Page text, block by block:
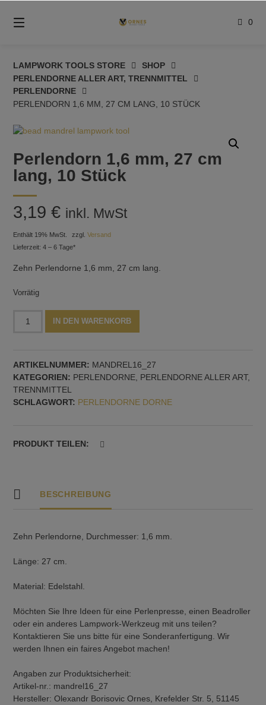
zum
Inhalt
0
LAMPWORK TOOLS STORE
SHOP
PERLENDORNE ALLER ART, TRENNMITTEL
PERLENDORNE
PERLENDORN 1,6 MM, 27 CM LANG, 10 STÜCK
Perlendorn 1,6 mm, 27 cm
lang, 10 Stück
3,19€ inkl. MwSt
Enthält 19% MwSt. zzgl.Versand
Lieferzeit: 4 – 6 Tage*
Zehn Perlendorne 1,6 mm, 27 cm lang.
Vorrätig
cm
lang,
10
Stück
IN DEN WARENKORB
ARTIKELNUMMER: MANDREL16_27
KATEGORIEN: PERLENDORNE PERLENDORNE ALLER ART,
TRENNMITTEL
SCHLAGWORT: PERLENDORNE DORNE
PRODUKT TEILEN:
BESCHREIBUNG
Zehn Perlendorne, Durchmesser: 1,6 mm.
Länge: 27 cm.
Material: Edelstahl.
Möchten Sie Ihre Ideen für eine Perlenpresse, einen Beadroller
oder ein anderes Lampwork-Werkzeug mit uns teilen?
Kontaktieren Sie uns bitte für eine Sonderanfertigung. Wir
werden Ihnen ein faires Angebot machen!
Angaben zur Produktsicherheit:
Artikel-nr.: mandrel16_27
Hersteller: Olexandr Borisovic Ornes, Krefelder Str. 5, 51145